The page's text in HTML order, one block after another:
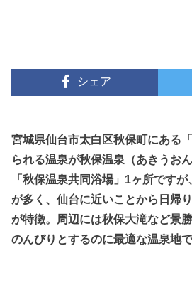
シェア
宮城県仙台市太白区秋保町にある
られる温泉が秋保温泉（あきうお
「秋保温泉共同浴場」1ヶ所です
が多く、仙台に近いことから日帰
が特徴。周辺には秋保大滝など景
のんびりとするのに最適な温泉地で